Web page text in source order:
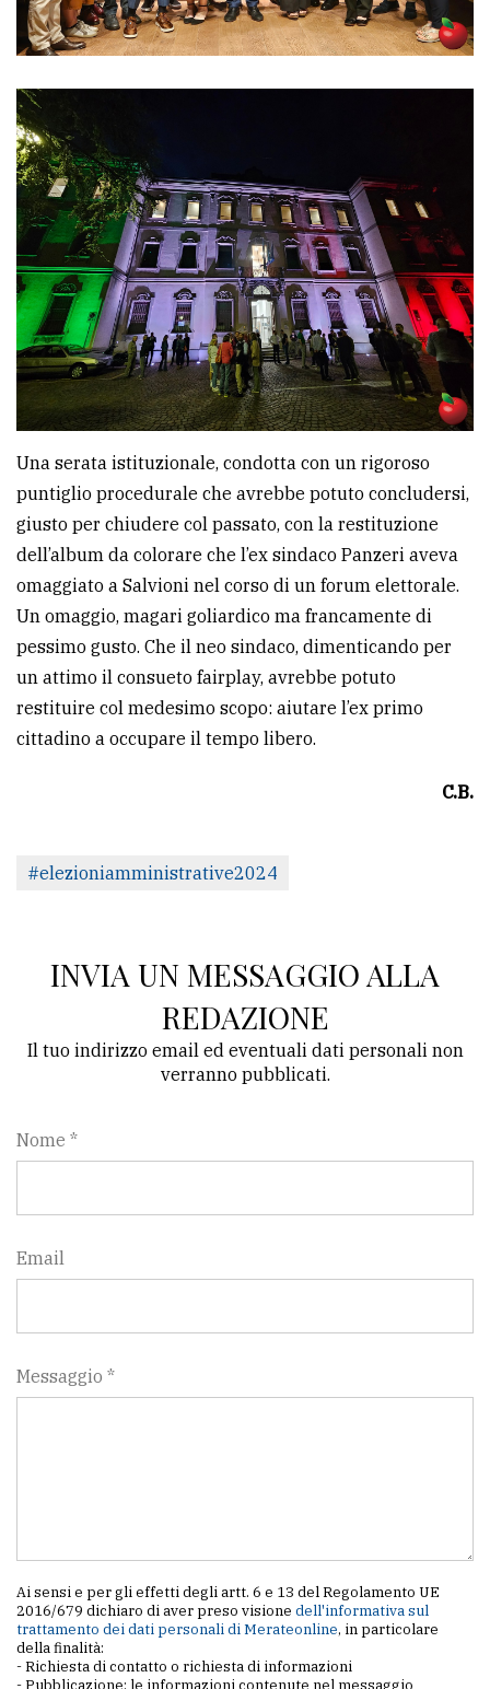
Una serata istituzionale, condotta con un rigoroso
puntiglio procedurale che avrebbe potuto concludersi,
giusto per chiudere col passato, con la restituzione
dell’album da colorare che l’ex sindaco Panzeri aveva
omaggiato a Salvioni nel corso di un forum elettorale.
Un omaggio, magari goliardico ma francamente di
pessimo gusto. Che il neo sindaco, dimenticando per
un attimo il consueto fairplay, avrebbe potuto
restituire col medesimo scopo: aiutare l’ex primo
cittadino a occupare il tempo libero.
C.B.
#elezioniamministrative2024
INVIA UN MESSAGGIO ALLA
REDAZIONE
Il tuo indirizzo email ed eventuali dati personali non
verranno pubblicati.
Nome *
Email
Messaggio *
Ai sensi e per gli effetti degli artt. 6 e 13 del Regolamento UE
2016/679 dichiaro di aver preso visione dell'informativa sul
trattamento dei dati personali di Merateonline, in particolare
della finalità:
- Richiesta di contatto o richiesta di informazioni
- Pubblicazione: le informazioni contenute nel messaggio